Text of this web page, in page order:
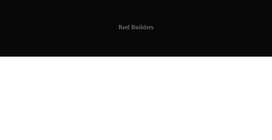
Reef Builders